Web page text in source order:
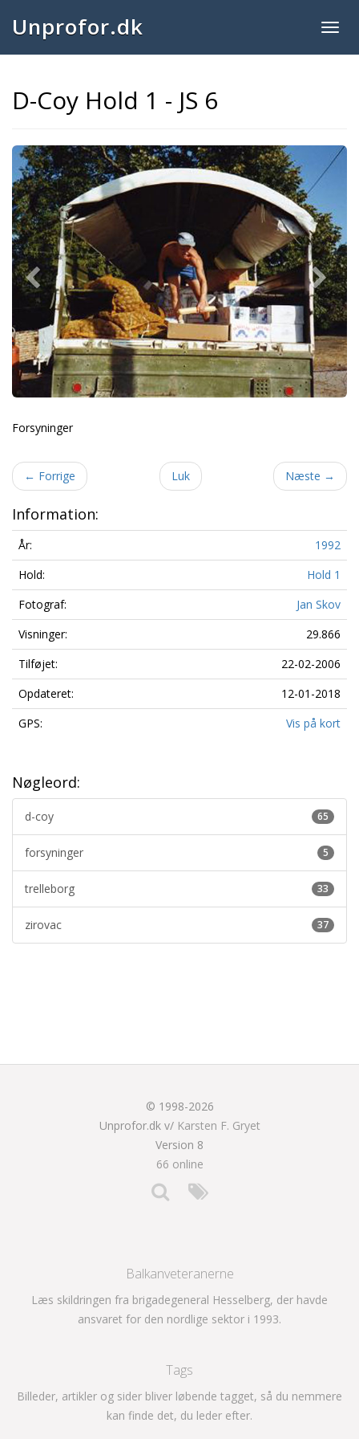
Unprofor.dk
D-Coy Hold 1 - JS 6
Previous
Forsyninger
← Forrige Luk Næste →
Information:
År:
1992
Hold:
Hold 1
Fotograf:
Jan Skov
Visninger:
29.866
Tilføjet:
22-02-2006
Opdateret:
12-01-2018
GPS:
Vis på kort
Nøgleord:
65
d-coy
5
forsyninger
33
trelleborg
37
zirovac
© 1998-2026
Unprofor.dk v/ Karsten F. Gryet
Version 8
66 online
Balkanveteranerne
Læs skildringen fra brigadegeneral Hesselberg, der havde
ansvaret for den nordlige sektor i 1993.
Tags
Billeder, artikler og sider bliver løbende tagget, så du nemmere
kan finde det, du leder efter.